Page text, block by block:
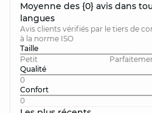
Moyenne des {0} avis dans
langues
Avis clients vérifiés par le tiers de
à la norme ISO
Taille
Petit
Qualité
0
Confort
0